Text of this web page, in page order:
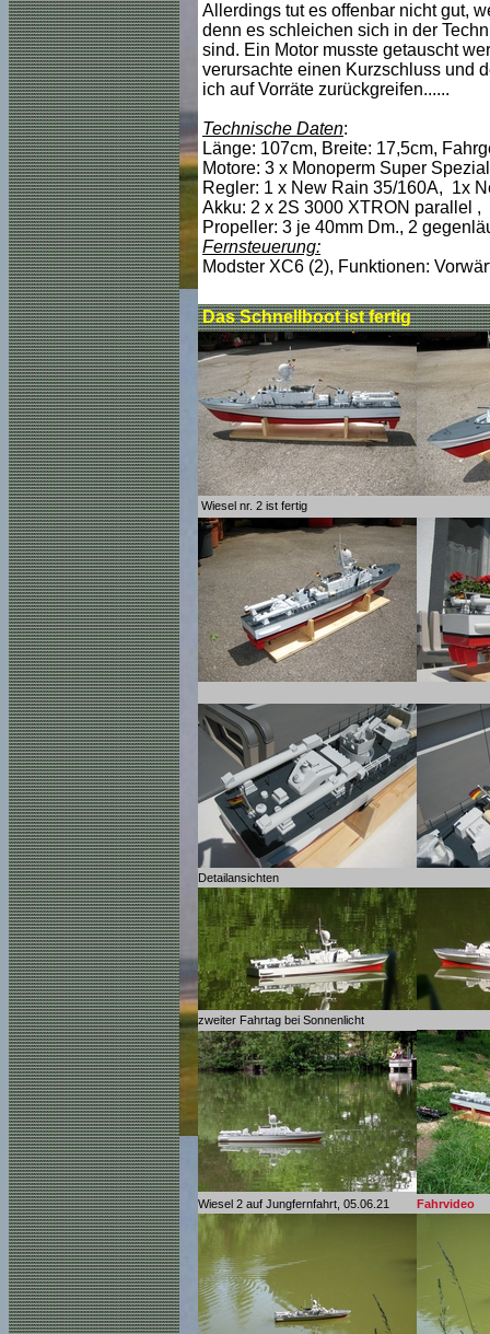
Allerdings tut es offenbar nicht gut,
denn es schleichen sich in der
sind. Ein Motor musste getauscht
verursachte einen Kurzschluss und
ich auf Vorräte zurückgreifen......
Technische Daten:
Länge: 107cm, Breite: 17,5cm,
Motore: 3 x Monoperm Super
Regler: 1 x New Rain 35/160A, 1x
Akku: 2 x 2S 3000 XTRON parallel ,
Propeller: 3 je 40mm Dm., 2
Fernsteuerung:
Modster XC6 (2), Funktionen:
Das Schnellboot ist fertig
Wiesel nr. 2 ist fertig
Detailansichten
zweiter Fahrtag bei Sonnenlicht
Wiesel 2 auf Jungfernfahrt, 05.06.21 Fahrvideo